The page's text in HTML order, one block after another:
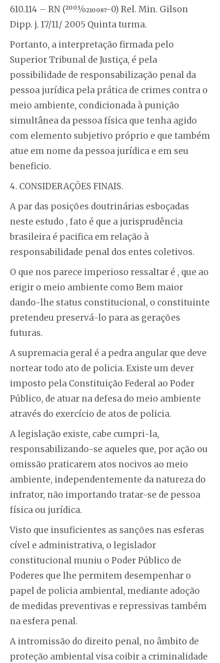
610.114 – RN (2003⁄0210087-0) Rel. Min. Gilson
Dipp. j. 17/11/ 2005 Quinta turma.
Portanto, a interpretação firmada pelo
Superior Tribunal de Justiça, é pela
possibilidade de responsabilização penal da
pessoa jurídica pela prática de crimes contra o
meio ambiente, condicionada à punição
simultânea da pessoa física que tenha agido
com elemento subjetivo próprio e que também
atue em nome da pessoa jurídica e em seu
beneficio.
4. CONSIDERAÇÕES FINAIS.
A par das posições doutrinárias esboçadas
neste estudo , fato é que a jurisprudência
brasileira é pacifica em relação à
responsabilidade penal dos entes coletivos.
O que nos parece imperioso ressaltar é , que ao
erigir o meio ambiente como Bem maior
dando-lhe status constitucional, o constituinte
pretendeu preservá-lo para as gerações
futuras.
A supremacia geral é a pedra angular que deve
nortear todo ato de policia. Existe um dever
imposto pela Constituição Federal ao Poder
Público, de atuar na defesa do meio ambiente
através do exercício de atos de policia.
A legislação existe, cabe cumpri-la,
responsabilizando-se aqueles que, por ação ou
omissão praticarem atos nocivos ao meio
ambiente, independentemente da natureza do
infrator, não importando tratar-se de pessoa
física ou jurídica.
Visto que insuficientes as sanções nas esferas
cível e administrativa, o legislador
constitucional muniu o Poder Público de
Poderes que lhe permitem desempenhar o
papel de policia ambiental, mediante adoção
de medidas preventivas e repressivas também
na esfera penal.
A intromissão do direito penal, no âmbito de
proteção ambiental visa coibir a criminalidade